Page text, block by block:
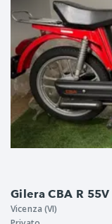
Gilera CBA R
Vicenza (VI)